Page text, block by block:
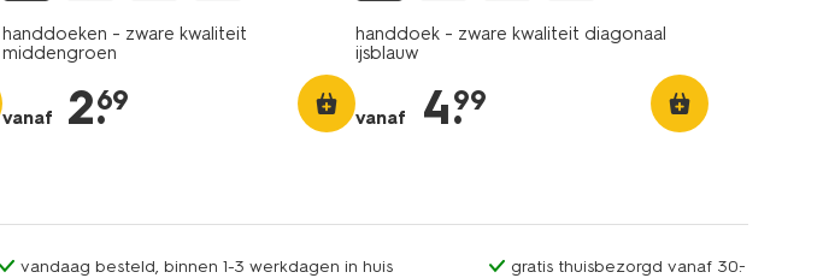
handdoeken - zware kwaliteit
middengroen
vanaf 2.
69
handdoek - zware kwaliteit diagonaal
ijsblauw
vanaf 4.
99
vandaag besteld, binnen 1-3 werkdagen in huis gratis thuisbezorgd vanaf 30.-